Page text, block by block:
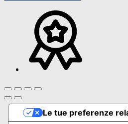
Le tue preferenze